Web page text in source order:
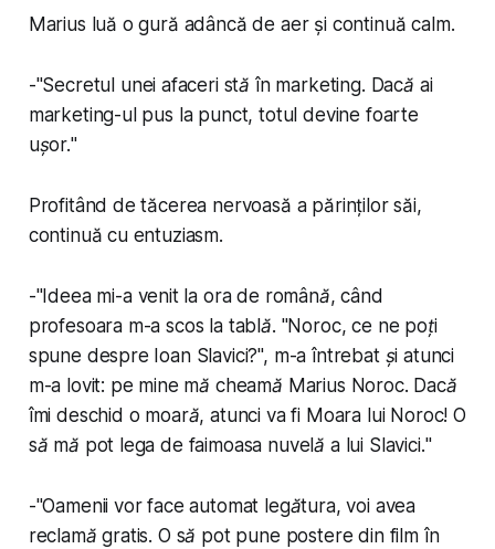
Marius luă o gură adâncă de aer și continuă calm.
-"Secretul unei afaceri stă în marketing. Dacă ai
marketing-ul pus la punct, totul devine foarte
ușor."
Profitând de tăcerea nervoasă a părinților săi,
continuă cu entuziasm.
-"Ideea mi-a venit la ora de română, când
profesoara m-a scos la tablă. "Noroc, ce ne poți
spune despre Ioan Slavici?", m-a întrebat și atunci
m-a lovit: pe mine mă cheamă Marius Noroc. Dacă
îmi deschid o moară, atunci va fi Moara lui Noroc! O
să mă pot lega de faimoasa nuvelă a lui Slavici."
-"Oamenii vor face automat legătura, voi avea
reclamă gratis. O să pot pune postere din film în